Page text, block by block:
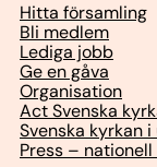
Hitta församling
Bli medlem
Lediga jobb
Ge en gåva
Organisation
Act Svenska
Svenska kyrkan
Press – nationell